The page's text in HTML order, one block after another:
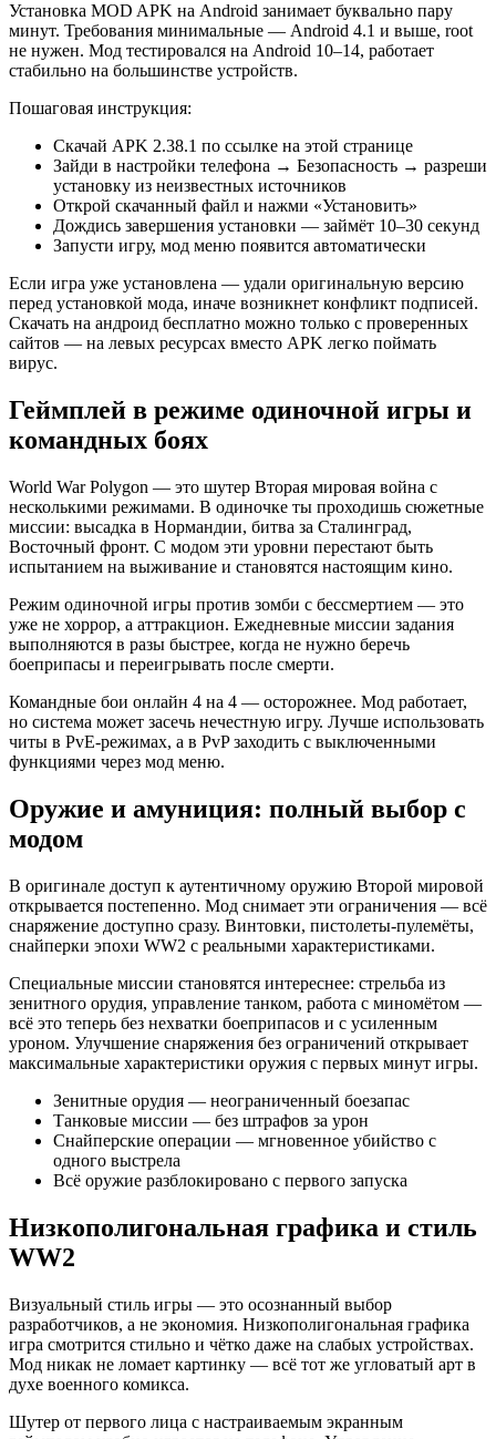
Установка MOD APK на Android занимает буквально пару
минут. Требования минимальные — Android 4.1 и выше, root
не нужен. Мод тестировался на Android 10–14, работает
стабильно на большинстве устройств.
Пошаговая инструкция:
Скачай APK 2.38.1 по ссылке на этой странице
Зайди в настройки телефона → Безопасность → разреши
установку из неизвестных источников
Открой скачанный файл и нажми «Установить»
Дождись завершения установки — займёт 10–30 секунд
Запусти игру, мод меню появится автоматически
Если игра уже установлена — удали оригинальную версию
перед установкой мода, иначе возникнет конфликт подписей.
Скачать на андроид бесплатно можно только с проверенных
сайтов — на левых ресурсах вместо APK легко поймать
вирус.
Геймплей в режиме одиночной игры и
командных боях
World War Polygon — это шутер Вторая мировая война с
несколькими режимами. В одиночке ты проходишь сюжетные
миссии: высадка в Нормандии, битва за Сталинград,
Восточный фронт. С модом эти уровни перестают быть
испытанием на выживание и становятся настоящим кино.
Режим одиночной игры против зомби с бессмертием — это
уже не хоррор, а аттракцион. Ежедневные миссии задания
выполняются в разы быстрее, когда не нужно беречь
боеприпасы и переигрывать после смерти.
Командные бои онлайн 4 на 4 — осторожнее. Мод работает,
но система может засечь нечестную игру. Лучше использовать
читы в PvE-режимах, а в PvP заходить с выключенными
функциями через мод меню.
Оружие и амуниция: полный выбор с
модом
В оригинале доступ к аутентичному оружию Второй мировой
открывается постепенно. Мод снимает эти ограничения — всё
снаряжение доступно сразу. Винтовки, пистолеты-пулемёты,
снайперки эпохи WW2 с реальными характеристиками.
Специальные миссии становятся интереснее: стрельба из
зенитного орудия, управление танком, работа с миномётом —
всё это теперь без нехватки боеприпасов и с усиленным
уроном. Улучшение снаряжения без ограничений открывает
максимальные характеристики оружия с первых минут игры.
Зенитные орудия — неограниченный боезапас
Танковые миссии — без штрафов за урон
Снайперские операции — мгновенное убийство с
одного выстрела
Всё оружие разблокировано с первого запуска
Низкополигональная графика и стиль
WW2
Визуальный стиль игры — это осознанный выбор
разработчиков, а не экономия. Низкополигональная графика
игра смотрится стильно и чётко даже на слабых устройствах.
Мод никак не ломает картинку — всё тот же угловатый арт в
духе военного комикса.
Шутер от первого лица с настраиваемым экранным